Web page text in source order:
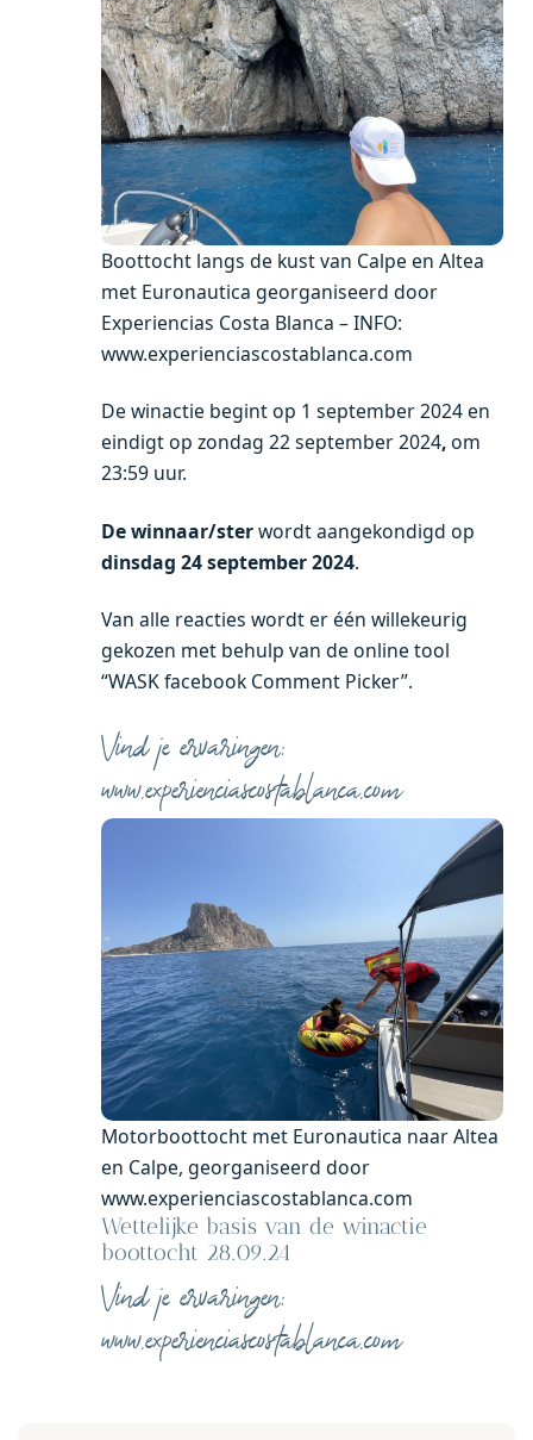
Boottocht langs de kust van Calpe en Altea
met Euronautica georganiseerd door
Experiencias Costa Blanca – INFO:
www.experienciascostablanca.com
De winactie begint op 1 september 2024 en
eindigt op zondag 22 september 2024,om
23:59 uur.
De winnaar/sterwordt aangekondigd op
dinsdag 24 september 2024.
Van alle reacties wordt er één willekeurig
gekozen met behulp van de online tool
“WASK facebook Comment Picker”.
Vind je ervaringen:
www.experienciascostablanca.com
Motorboottocht met Euronautica naar Altea
en Calpe, georganiseerd door
www.experienciascostablanca.com
Wettelijke basis van de winactie
boottocht 28.09.24
Vind je ervaringen:
www.experienciascostablanca.com